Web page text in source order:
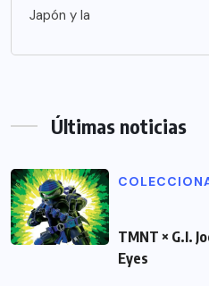
Japón y la
Últimas noticias
TMNT × G.I.
Eyes